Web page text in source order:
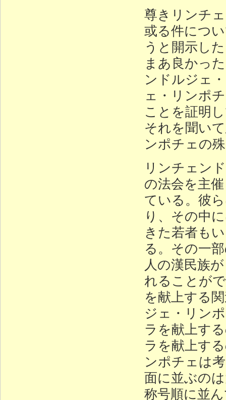
尊きリンチ
或る件につ
うと開示し
まあ良かっ
ンドルジェ
ェ・リンポ
ことを証明
それを聞い
ンポチェの
リンチェン
の法会を主
ている。彼
り、その中
きた若者も
る。その一
人の漢民族
れることが
を献上する
ジェ・リン
ラを献上す
ラを献上す
ンポチェは
面に並ぶの
称号順に並